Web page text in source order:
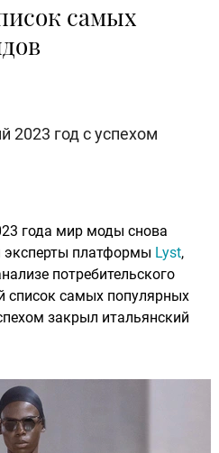
самых
2023 год с успехом
года мир моды снова
эксперты платформы Lyst,
потребительского
список самых популярных
закрыл итальянский